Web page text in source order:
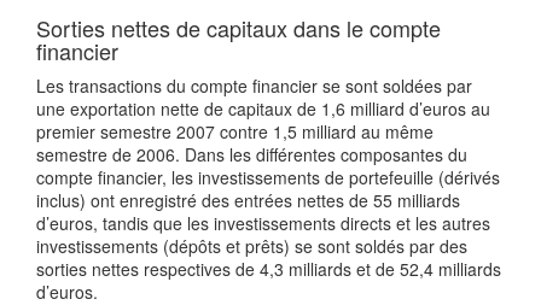
Sorties nettes de capitaux dans le compte
financier
Les transactions du compte financier se sont soldées par
une exportation nette de capitaux de 1,6 milliard d’euros au
premier semestre 2007 contre 1,5 milliard au même
semestre de 2006. Dans les différentes composantes du
compte financier, les investissements de portefeuille (dérivés
inclus) ont enregistré des entrées nettes de 55 milliards
d’euros, tandis que les investissements directs et les autres
investissements (dépôts et prêts) se sont soldés par des
sorties nettes respectives de 4,3 milliards et de 52,4 milliards
d’euros.